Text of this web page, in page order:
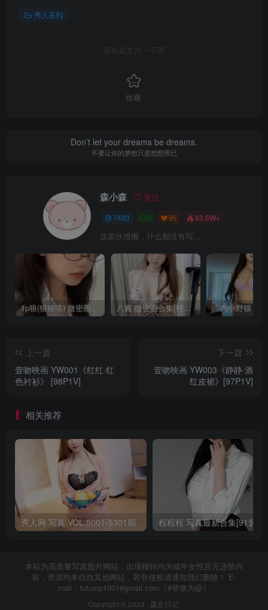
秀人系列
喜欢就支持一下吧
收藏
Don’t let your dreams be dreams.
不要让你的梦想只是想想而已
森小森 关注
7483 0 95 63.6W+
这家伙很懒，什么都没有写...
1p狼(狼狼喵) 微密圈/岛遇合集[持续更新2025.08.20] 八酱 微密圈合集[持续更新]
上一篇
壹吻映画 YW001《红红·红
色衬衫》 [98P1V]
下一篇
壹吻映画 YW003《静静·酒
红皮裙》[97P1V]
相关推荐
秀人网 写真 VOL.5001-5301期 程程程 写真最新合集[91套]
本站为高质量写真图片网站，出境模特均为成年女性且无违禁内
容，资源均来自自其他网站，若有侵权请通知我们删除！ E-
mail：tutuvip1001#gmail.com（#替换为@）
Copyright © 2023 · 森女日记